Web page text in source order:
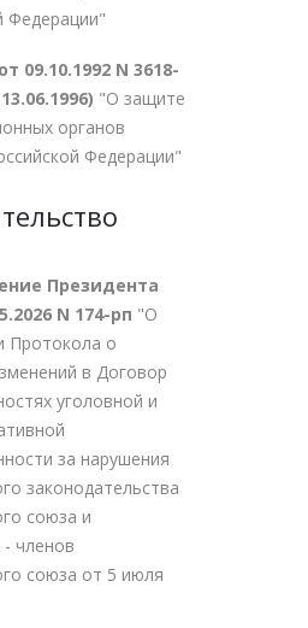
Федерации"
09.10.1992 N 3618-
"О защите
органов
Федерации"
Президента
N 174-рп "О
Протокола о
в Договор
уголовной и
за нарушения
законодательства
союза и
- членов
союза от 5 июля